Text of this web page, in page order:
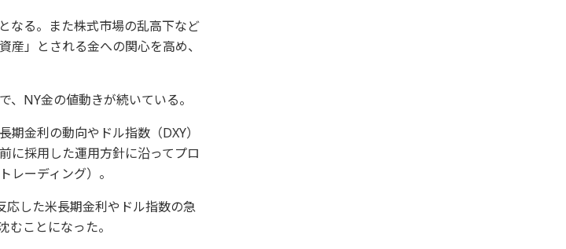
なる。また株式市場の乱高下など
」とされる金への関心を高め、
NY金の値動きが続いている。
金利の動向やドル指数（DXY）
に採用した運用方針に沿ってプロ
ーディング）。
応した米長期金利やドル指数の急
ことになった。